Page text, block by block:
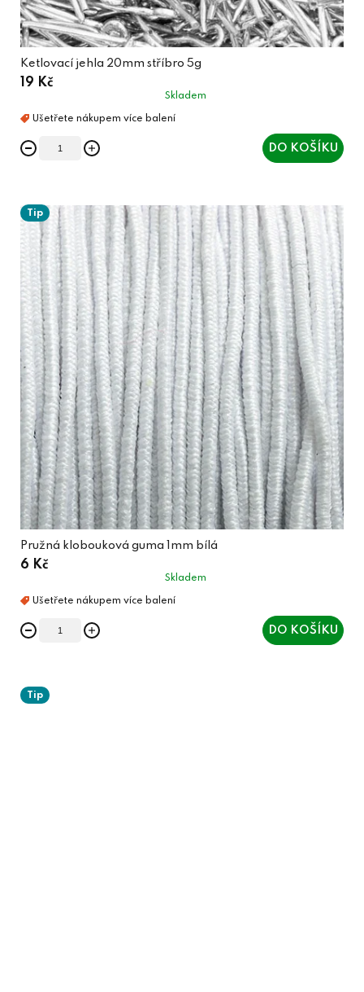
Ketlovací jehla 20mm stříbro 5g
19 Kč
Skladem
DO KOŠÍKU
Tip
Pružná klobouková guma 1mm bílá
6 Kč
Skladem
DO KOŠÍKU
Tip